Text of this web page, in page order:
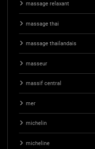
massage relaxant
massage thai
massage thailandais
masseur
massif central
mer
michelin
micheline